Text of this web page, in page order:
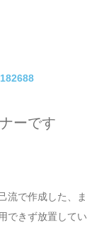
ーです
流で作成した、ま
できず放置してい